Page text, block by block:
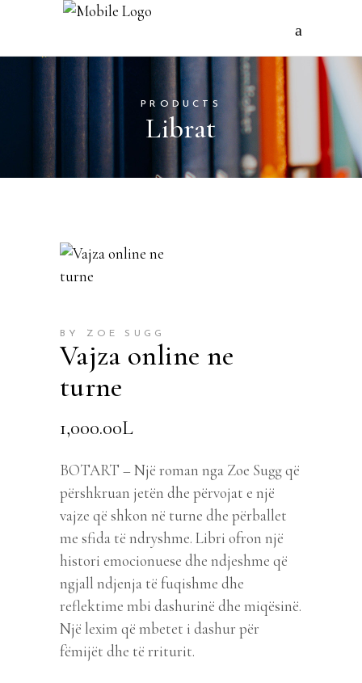
PRODUCTS
Librat
BY ZOE SUGG
Vajza online ne
turne
1,000.00L
BOTART – Një roman nga Zoe Sugg që
përshkruan jetën dhe përvojat e një
vajze që shkon në turne dhe përballet
me sfida të ndryshme. Libri ofron një
histori emocionuese dhe ndjeshme që
ngjall ndjenja të fuqishme dhe
reflektime mbi dashurinë dhe miqësinë.
Një lexim që mbetet i dashur për
fëmijët dhe të rriturit.